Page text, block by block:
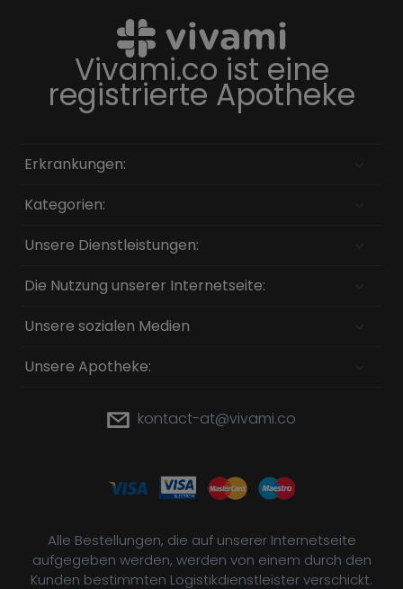
Vivami.co ist eine
registrierte Apotheke
Erkrankungen:
Kategorien:
Unsere Dienstleistungen:
Die Nutzung unserer Internetseite:
Unsere sozialen Medien
Unsere Apotheke:
kontact-at@vivami.co
Alle Bestellungen, die auf unserer Internetseite
aufgegeben werden, werden von einem durch den
Kunden bestimmten Logistikdienstleister verschickt.